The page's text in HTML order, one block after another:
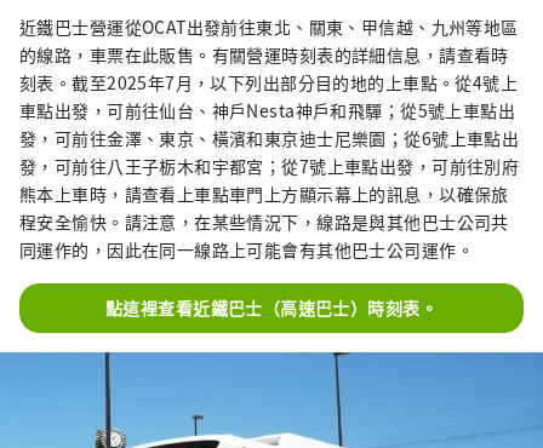
近鐵巴士營運從OCAT出發前往東北、關東、甲信越、九州等地區
的線路，車票在此販售。有關營運時刻表的詳細信息，請查看時
刻表。截至2025年7月，以下列出部分目的地的上車點。從4號上
車點出發，可前往仙台、神戶Nesta神戶和飛驒；從5號上車點出
發，可前往金澤、東京、橫濱和東京迪士尼樂園；從6號上車點出
發，可前往八王子栃木和宇都宮；從7號上車點出發，可前往別府
熊本上車時，請查看上車點車門上方顯示幕上的訊息，以確保旅
程安全愉快。請注意，在某些情況下，線路是與其他巴士公司共
同運作的，因此在同一線路上可能會有其他巴士公司運作。
點這裡查看近鐵巴士（高速巴士）時刻表。